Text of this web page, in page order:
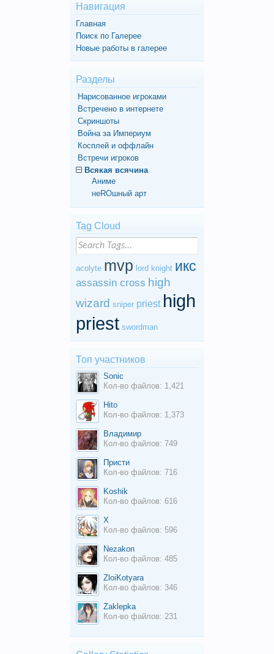
Навигация
Главная
Поиск по Галерее
Новые работы в галерее
Разделы
Нарисованное игроками
Встречено в интернете
Скриншоты
Война за Империум
Косплей и оффлайн
Встречи игроков
Всякая всячина
Аниме
неROшный арт
Tag Cloud
acolyte mvp lord knight икс
assassin cross high
wizard sniper priest high
priest swordman
Топ участников
Sonic
Кол-во файлов: 1,421
Hito
Кол-во файлов: 1,373
Владимир
Кол-во файлов: 749
Присти
Кол-во файлов: 716
Koshik
Кол-во файлов: 616
X
Кол-во файлов: 596
Nezakon
Кол-во файлов: 485
ZloiKotyara
Кол-во файлов: 346
Zaklepka
Кол-во файлов: 231